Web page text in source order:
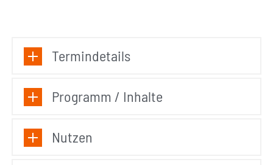
Termindetails
Programm / Inhalte
Nutzen